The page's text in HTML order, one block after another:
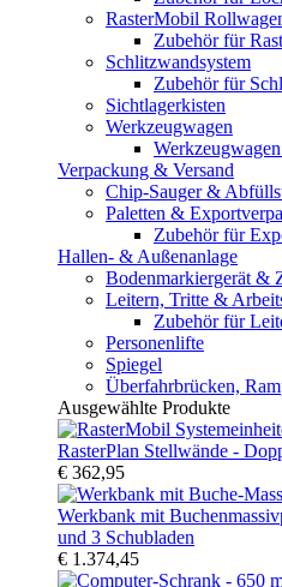
RasterMobil
Zubehör für
Schlitzwandsystem
Zubehör für
Sichtlagerkisten
Werkzeugwagen
Verpackung & Versand
Chip-Sauger &
Paletten &
Zubehör für
Hallen- & Außenanlage
Bodenmarkiergerät &
Leitern, Tritte &
Zubehör für
Personenlifte
Spiegel
Überfahrbrücken,
Ausgewählte Produkte
RasterPlan Stellwände -
€ 362,95
Werkbank mit
und 3 Schubladen
€ 1.374,45